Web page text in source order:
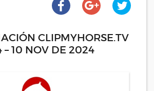
CLIPMYHORSE.TV
– 10 NOV DE 2024